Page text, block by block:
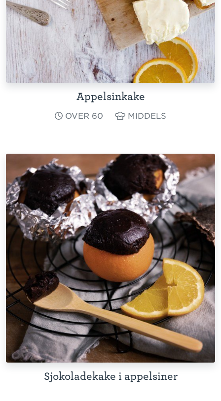
Appelsinkake
OVER 60 MIDDELS
Sjokoladekake i appelsiner